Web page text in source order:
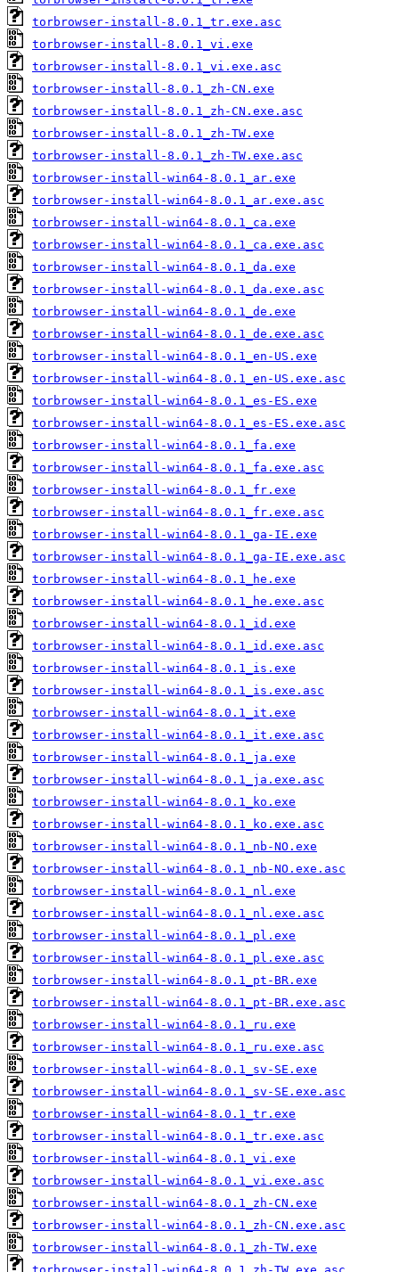
torbrowser-install-8.0.1_tr.exe.asc
torbrowser-install-8.0.1_vi.exe
torbrowser-install-8.0.1_vi.exe.asc
torbrowser-install-8.0.1_zh-CN.exe
torbrowser-install-8.0.1_zh-CN.exe.asc
torbrowser-install-8.0.1_zh-TW.exe
torbrowser-install-8.0.1_zh-TW.exe.asc
torbrowser-install-win64-8.0.1_ar.exe
torbrowser-install-win64-8.0.1_ar.exe.asc
torbrowser-install-win64-8.0.1_ca.exe
torbrowser-install-win64-8.0.1_ca.exe.asc
torbrowser-install-win64-8.0.1_da.exe
torbrowser-install-win64-8.0.1_da.exe.asc
torbrowser-install-win64-8.0.1_de.exe
torbrowser-install-win64-8.0.1_de.exe.asc
torbrowser-install-win64-8.0.1_en-US.exe
torbrowser-install-win64-8.0.1_en-US.exe.asc
torbrowser-install-win64-8.0.1_es-ES.exe
torbrowser-install-win64-8.0.1_es-ES.exe.asc
torbrowser-install-win64-8.0.1_fa.exe
torbrowser-install-win64-8.0.1_fa.exe.asc
torbrowser-install-win64-8.0.1_fr.exe
torbrowser-install-win64-8.0.1_fr.exe.asc
torbrowser-install-win64-8.0.1_ga-IE.exe
torbrowser-install-win64-8.0.1_ga-IE.exe.asc
torbrowser-install-win64-8.0.1_he.exe
torbrowser-install-win64-8.0.1_he.exe.asc
torbrowser-install-win64-8.0.1_id.exe
torbrowser-install-win64-8.0.1_id.exe.asc
torbrowser-install-win64-8.0.1_is.exe
torbrowser-install-win64-8.0.1_is.exe.asc
torbrowser-install-win64-8.0.1_it.exe
torbrowser-install-win64-8.0.1_it.exe.asc
torbrowser-install-win64-8.0.1_ja.exe
torbrowser-install-win64-8.0.1_ja.exe.asc
torbrowser-install-win64-8.0.1_ko.exe
torbrowser-install-win64-8.0.1_ko.exe.asc
torbrowser-install-win64-8.0.1_nb-NO.exe
torbrowser-install-win64-8.0.1_nb-NO.exe.asc
torbrowser-install-win64-8.0.1_nl.exe
torbrowser-install-win64-8.0.1_nl.exe.asc
torbrowser-install-win64-8.0.1_pl.exe
torbrowser-install-win64-8.0.1_pl.exe.asc
torbrowser-install-win64-8.0.1_pt-BR.exe
torbrowser-install-win64-8.0.1_pt-BR.exe.asc
torbrowser-install-win64-8.0.1_ru.exe
torbrowser-install-win64-8.0.1_ru.exe.asc
torbrowser-install-win64-8.0.1_sv-SE.exe
torbrowser-install-win64-8.0.1_sv-SE.exe.asc
torbrowser-install-win64-8.0.1_tr.exe
torbrowser-install-win64-8.0.1_tr.exe.asc
torbrowser-install-win64-8.0.1_vi.exe
torbrowser-install-win64-8.0.1_vi.exe.asc
torbrowser-install-win64-8.0.1_zh-CN.exe
torbrowser-install-win64-8.0.1_zh-CN.exe.asc
torbrowser-install-win64-8.0.1_zh-TW.exe